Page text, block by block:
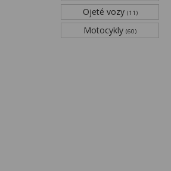
Ojeté vozy (11)
Motocykly (60)